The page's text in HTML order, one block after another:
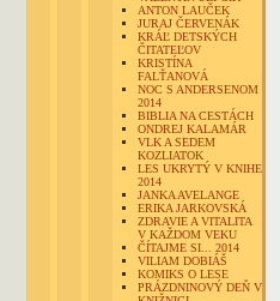
ANTON LAUČEK
JURAJ ČERVENÁK
KRÁĽ DETSKÝCH
ČITATEĽOV
KRISTÍNA
FALŤANOVÁ
NOC S ANDERSENOM
2014
BIBLIA NA CESTÁCH
ONDREJ KALAMÁR
VLK A SEDEM
KOZLIATOK
LES UKRYTÝ V KNIHE
2014
JANKA AVELANGE
ERIKA JARKOVSKÁ
ZDRAVIE A VITALITA
V KAŽDOM VEKU
ČÍTAJME SI... 2014
VILIAM DOBIÁŠ
KOMIKS O LESE
PRÁZDNINOVÝ DEŇ V